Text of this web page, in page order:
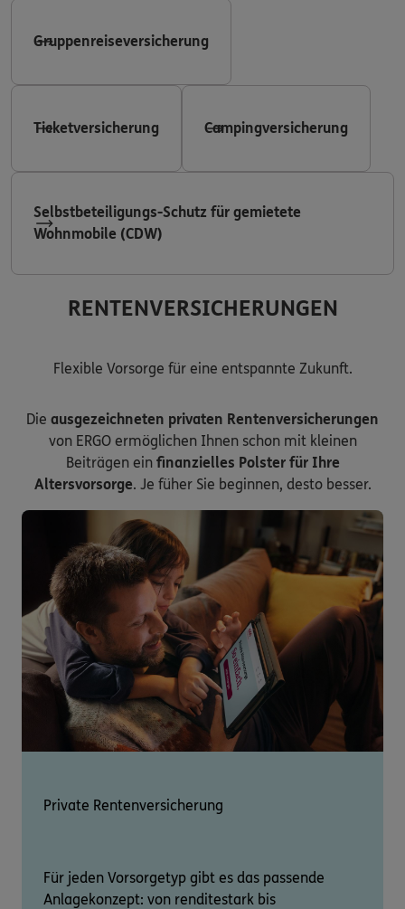
Gruppenreiseversicherung
Ticketversicherung Campingversicherung
Selbstbeteiligungs-Schutz für gemietete
Wohnmobile (CDW)
RENTENVERSICHERUNGEN
Flexible Vorsorge für eine entspannte Zukunft.
Die ausgezeichneten privaten Rentenversicherungen
von ERGO ermöglichen Ihnen schon mit kleinen
Beiträgen ein finanzielles Polster für Ihre
Altersvorsorge. Je füher Sie beginnen, desto besser.
Private Rentenversicherung
Für jeden Vorsorgetyp gibt es das passende
Anlagekonzept: von renditestark bis